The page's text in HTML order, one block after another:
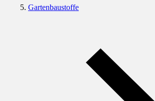
Gartenbaustoffe